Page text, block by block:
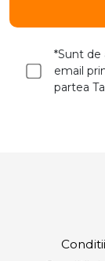
*Sunt de
email
partea